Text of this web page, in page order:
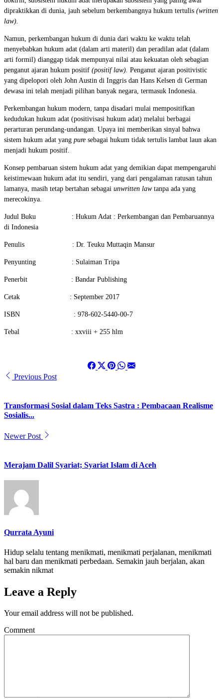
dipraktikkan di dunia, jauh sebelum berkembangnya hukum tertulis (written
law).
Namun, perkembangan hukum di dunia dari waktu ke waktu telah
menyebabkan hukum adat (dalam arti materil) dan peradilan adat (dalam
arti formil) dianggap tidak mempunyai nilai atau kekuatan oleh sebagian
penganut ajaran hukum positif (positif law). Penganut ajaran positivistic
yang dipelopori oleh John Austin di Inggris dan Hans Kelsen di German
dewasa ini telah menjadi pilihan banyak negara, termasuk Indonesia.
Perkembangan hukum modern, tanpa disadari mulai mempositifkan
kedudukan hukum adat (positivisasi hukum adat) melalui berbagai
perarturan perundang-undangan. Upaya ini memberikan sinyal bahwa
sistem hukum adat yang pure sebagai hukum tidak tertulis lambat laun akan
menjadi hukum positif.
Konsep pembaruan sistem hukum adat yang demikian dapat mempengaruhi
keistimewaan hukum adat itu sendiri, yang dari pengalaman ratusan tahun
lamanya, masih tetap bertahan sebagai unwritten lawtanpa ada yang
merecokinya.
Judul Buku : Hukum Adat : Perkembangan dan Pembaruannya
di Indonesia
Penulis : Dr. Teuku Muttaqin Mansur
Penyunting : Sulaiman Tripa
Penerbit : Bandar Publishing
Cetak : September 2017
ISBN : 978-602-5440-00-7
Tebal : xxviii + 255 hlm
Previous Post
Transformasi Sosial dalam Teks Sastra : Pembacaan Realisme
Sosialis...
Newer Post
Merajam Dalil Syariat; Syariat Islam di Aceh
Qurrata Ayuni
Hidup selalu tentang menikmati, menikmati perjalanan, menikmati
hal baru dan menikmati perbedaan. Semakin jauh berjalan, akan
semakin nikmat
Leave a Reply
Your email address will not be published.
Comment